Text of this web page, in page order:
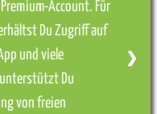
Account. Für
Du Zugriff auf
und viele
Du
von freien
❯